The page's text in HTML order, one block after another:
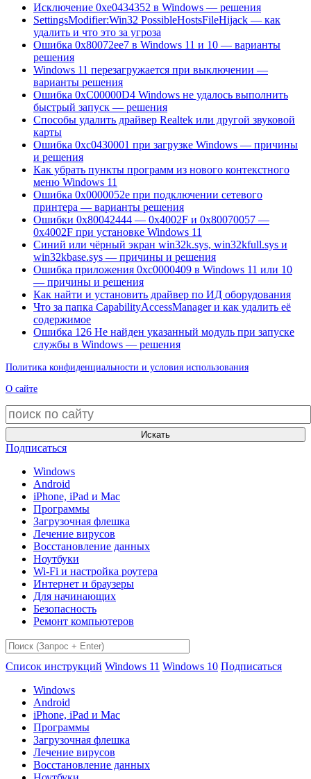
Исключение 0xe0434352 в Windows — решения
SettingsModifier:Win32 PossibleHostsFileHijack — как
удалить и что это за угроза
Ошибка 0x80072ee7 в Windows 11 и 10 — варианты
решения
Windows 11 перезагружается при выключении —
варианты решения
Ошибка 0xC00000D4 Windows не удалось выполнить
быстрый запуск — решения
Способы удалить драйвер Realtek или другой звуковой
карты
Ошибка 0xc0430001 при загрузке Windows — причины
и решения
Как убрать пункты программ из нового контекстного
меню Windows 11
Ошибка 0x0000052e при подключении сетевого
принтера — варианты решения
Ошибки 0x80042444 — 0x4002F и 0x80070057 —
0x4002F при установке Windows 11
Синий или чёрный экран win32k.sys, win32kfull.sys и
win32kbase.sys — причины и решения
Ошибка приложения 0xc0000409 в Windows 11 или 10
— причины и решения
Как найти и установить драйвер по ИД оборудования
Что за папка CapabilityAccessManager и как удалить её
содержимое
Ошибка 126 Не найден указанный модуль при запуске
службы в Windows — решения
Политика конфиденциальности и условия использования
О сайте
Искать
Подписаться
Windows
Android
iPhone, iPad и Mac
Программы
Загрузочная флешка
Лечение вирусов
Восстановление данных
Ноутбуки
Wi-Fi и настройка роутера
Интернет и браузеры
Для начинающих
Безопасность
Ремонт компьютеров
Список инструкций Windows 11 Windows 10 Подписаться
Windows
Android
iPhone, iPad и Mac
Программы
Загрузочная флешка
Лечение вирусов
Восстановление данных